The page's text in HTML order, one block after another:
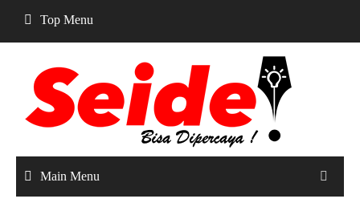
content
Top Menu
Main Menu